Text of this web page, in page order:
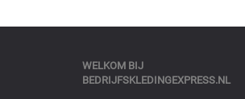
WELKOM BIJ
BEDRIJFSKLEDINGEXPRESS.NL